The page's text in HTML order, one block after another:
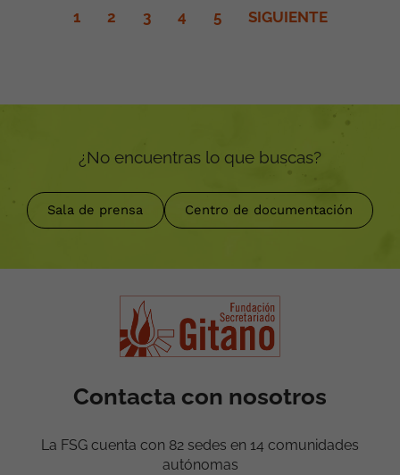
1 2 3 4 5 SIGUIENTE
¿No encuentras lo que buscas?
Sala de prensa Centro de documentación
Contacta con nosotros
La FSG cuenta con 82 sedes en 14 comunidades
autónomas